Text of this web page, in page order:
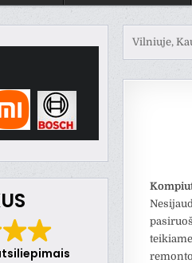
Vilniuje,